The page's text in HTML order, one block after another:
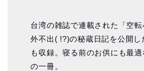
台湾の雑誌で連載された「空
外不出( !?)の秘蔵日記を公開し
も収録。寝る前のお供にも最
の一冊。